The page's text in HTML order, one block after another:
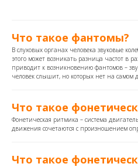
Что такое фантомы?
В слуховых органах человека звуковые
этого может возникать разница частот в
приводит к возникновению фантомов –
человек слышит, но которых нет на самом
Что такое
Фонетическая ритмика – система
движения сочетаются с произношением
Что такое